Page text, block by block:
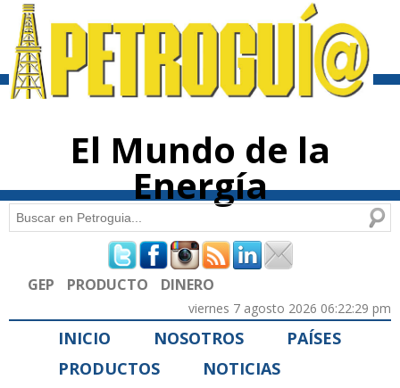
contenido
El Mundo de la
Energía
Formulario de búsqueda
Buscar
GEP PRODUCTO DINERO
viernes 7 agosto 2026 06:22:29 pm
INICIO NOSOTROS
PAÍSES
PRODUCTOS
NOTICIAS